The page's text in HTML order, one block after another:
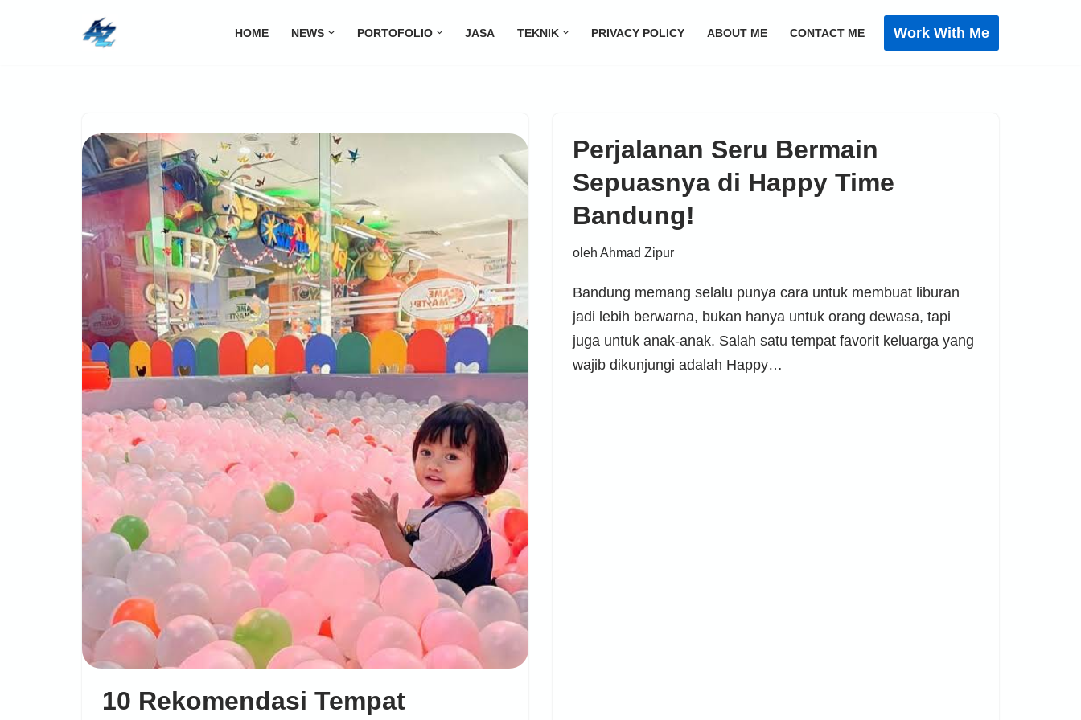
HOME NEWS PORTOFOLIO JASA TEKNIK PRIVACY POLICY ABOUT ME CONTACT ME Work With Me
10 Rekomendasi Tempat
Perjalanan Seru Bermain
Sepuasnya di Happy Time
Bandung!
oleh Ahmad Zipur
Bandung memang selalu punya cara untuk membuat liburan
jadi lebih berwarna, bukan hanya untuk orang dewasa, tapi
juga untuk anak-anak. Salah satu tempat favorit keluarga yang
wajib dikunjungi adalah Happy…